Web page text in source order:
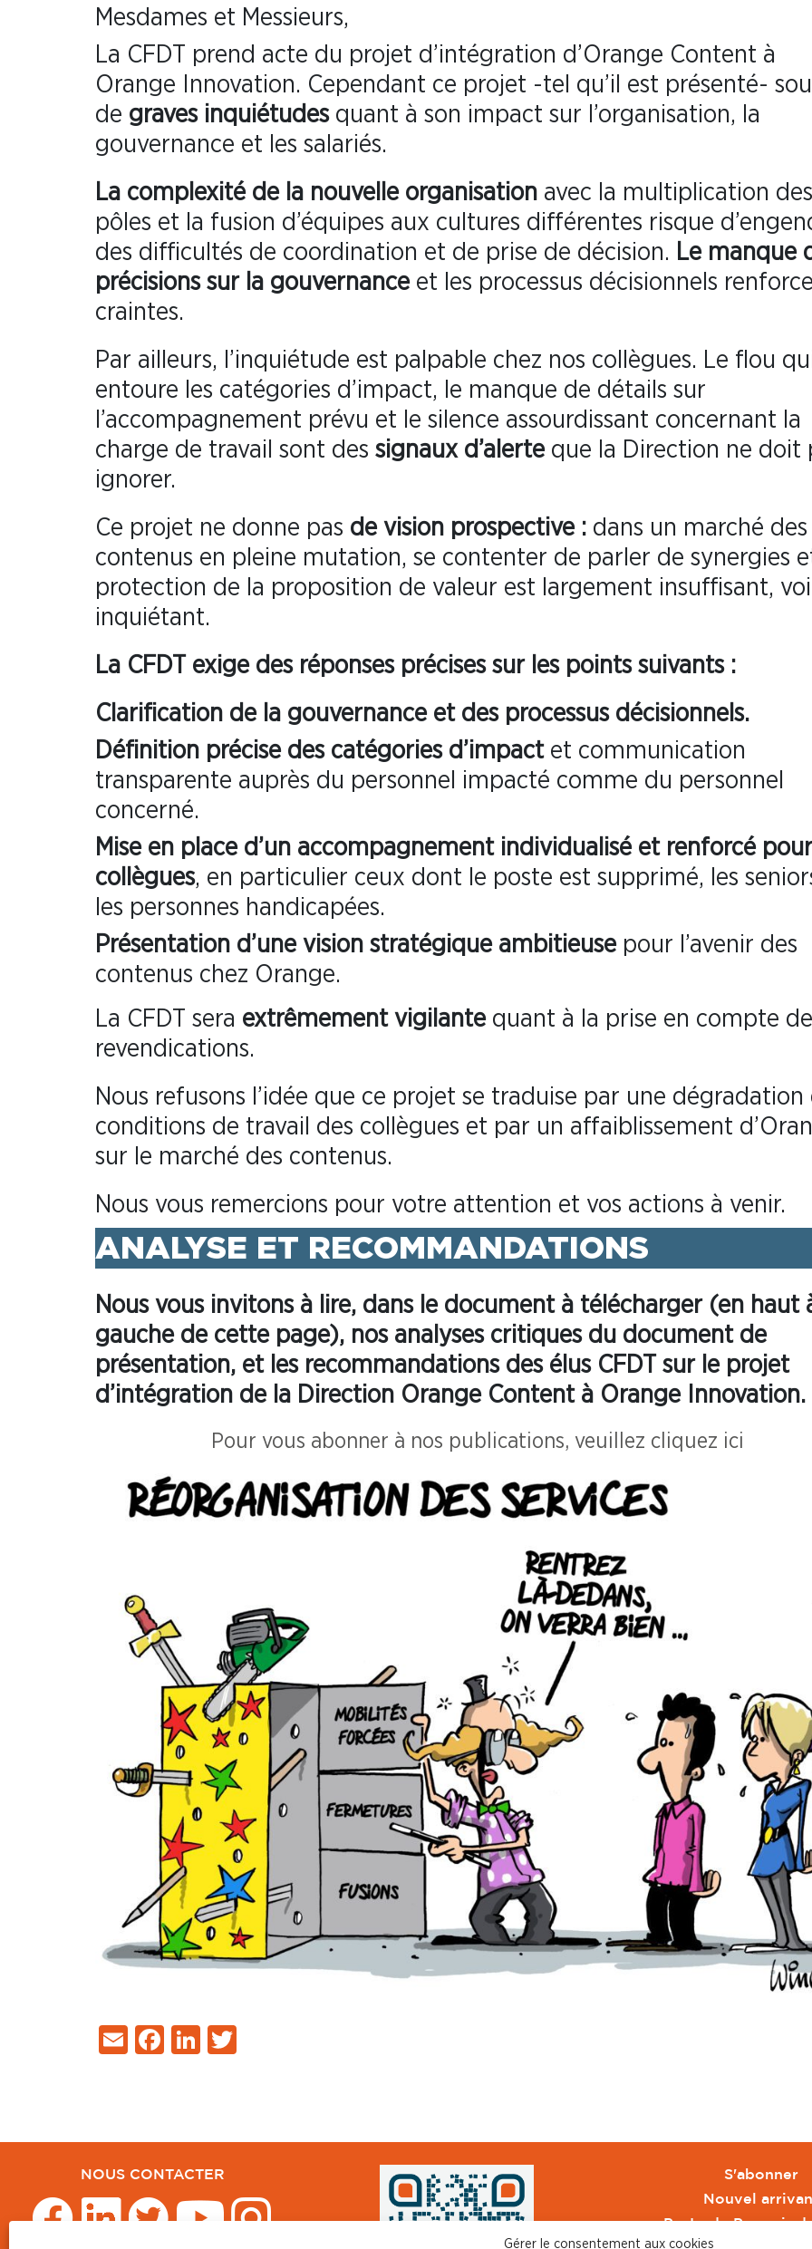
Gérer le consentement aux cookies
Mesdames et Messieurs,
La CFDT prend acte du projet d’intégration d’Orange Content à
Orange Innovation. Cependant ce projet -tel qu’il est présenté-
de graves inquiétudesquant à son impact sur l’organisation, la
gouvernance et les salariés.
La complexité de la nouvelle organisation avec la multiplication des
pôles et la fusion d’équipes aux cultures différentes risque
des difficultés de coordination et de prise de décision. Le manque
précisions sur la gouvernanceet les processus décisionnels
craintes.
Par ailleurs, l’inquiétude est palpable chez nos collègues. Le flou
entoure les catégories d’impact, le manque de détails sur
l’accompagnement prévu et le silence assourdissant concernant la
charge de travail sont des signaux d’alerteque la Direction ne doit
ignorer.
Ce projet ne donne pas de vision prospective : dans un marché des
contenus en pleine mutation, se contenter de parler de synergies
protection de la proposition de valeur est largement insuffisant,
inquiétant.
La CFDT exige des réponses précises sur les points suivants :
Clarification de la gouvernance et des processus décisionnels.
Définition précise des catégories d’impactet communication
transparente auprès du personnel impacté comme du personnel
concerné.
Mise en place d’un accompagnement individualisé et renforcé
collègues, en particulier ceux dont le poste est supprimé, les
les personnes handicapées.
Présentation d’une vision stratégique ambitieusepour l’avenir des
contenus chez Orange.
La CFDT sera extrêmement vigilantequant à la prise en compte
revendications.
Nous refusons l’idée que ce projet se traduise par une dégradation
conditions de travail des collègues et par un affaiblissement
sur le marché des contenus.
Nous vous remercions pour votre attention et vos actions à venir.
ANALYSE ET RECOMMANDATIONS
Nous vous invitons à lire, dans le document à télécharger (en haut
gauche de cette page), nos analyses critiques du document de
présentation, et les recommandations des élus CFDT sur le projet
d’intégration de la Direction Orange Content à Orange Innovation.
Pour vous abonner à nos publications, veuillez cliquez ici
EmailFacebook
LinkedIn
NOUS CONTACTER
S'abonner
Nouvel
Pacte de Pouvoir